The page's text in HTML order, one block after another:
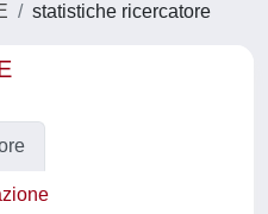
statistiche ricercatore